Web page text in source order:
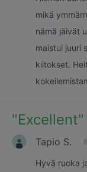
mikä
nämä jäivät
maistui juuri
kiitokset.
"Excellent"
Tapio S.
Hyvä ruoka